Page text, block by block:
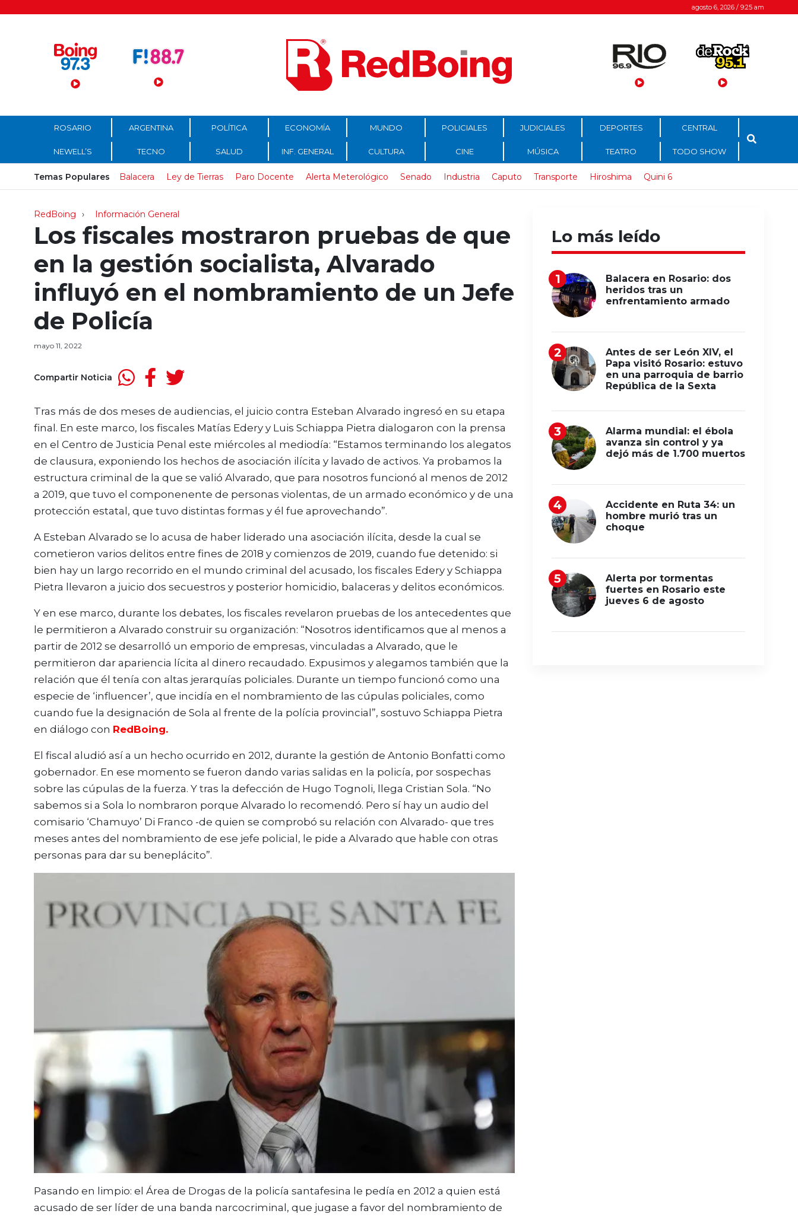
Menú Principal agosto 6, 2026 / 9:25 am
ROSARIO ARGENTINA POLÍTICA ECONOMÍA MUNDO POLICIALES JUDICIALES DEPORTES CENTRAL
NEWELL’S TECNO SALUD INF. GENERAL CULTURA CINE MÚSICA TEATRO TODO SHOW
Temas Populares Balacera Ley de Tierras Paro Docente Alerta Meterológico Senado Industria Caputo Transporte Hiroshima Quini 6
RedBoing Información General
Los fiscales mostraron pruebas de que
en la gestión socialista, Alvarado
influyó en el nombramiento de un Jefe
de Policía
mayo 11, 2022
Compartir Noticia
Tras más de dos meses de audiencias, el juicio contra Esteban Alvarado ingresó en su etapa
final. En este marco, los fiscales Matías Edery y Luis Schiappa Pietra dialogaron con la prensa
en el Centro de Justicia Penal este miércoles al mediodía: “Estamos terminando los alegatos
de clausura, exponiendo los hechos de asociación ilícita y lavado de activos. Ya probamos la
estructura criminal de la que se valió Alvarado, que para nosotros funcionó al menos de 2012
a 2019, que tuvo el componenente de personas violentas, de un armado económico y de una
protección estatal, que tuvo distintas formas y él fue aprovechando”.
A Esteban Alvarado se lo acusa de haber liderado una asociación ilícita, desde la cual se
cometieron varios delitos entre fines de 2018 y comienzos de 2019, cuando fue detenido: si
bien hay un largo recorrido en el mundo criminal del acusado, los fiscales Edery y Schiappa
Pietra llevaron a juicio dos secuestros y posterior homicidio, balaceras y delitos económicos.
Y en ese marco, durante los debates, los fiscales revelaron pruebas de los antecedentes que
le permitieron a Alvarado construir su organización: “Nosotros identificamos que al menos a
partir de 2012 se desarrolló un emporio de empresas, vinculadas a Alvarado, que le
permitieron dar apariencia lícita al dinero recaudado. Expusimos y alegamos también que la
relación que él tenía con altas jerarquías policiales. Durante un tiempo funcionó como una
especie de ‘influencer’, que incidía en el nombramiento de las cúpulas policiales, como
cuando fue la designación de Sola al frente de la polícia provincial”, sostuvo Schiappa Pietra
en diálogo con RedBoing.
El fiscal aludió así a un hecho ocurrido en 2012, durante la gestión de Antonio Bonfatti como
gobernador. En ese momento se fueron dando varias salidas en la policía, por sospechas
sobre las cúpulas de la fuerza. Y tras la defección de Hugo Tognoli, llega Cristian Sola. “No
sabemos si a Sola lo nombraron porque Alvarado lo recomendó. Pero sí hay un audio del
comisario ‘Chamuyo’ Di Franco -de quien se comprobó su relación con Alvarado- que tres
meses antes del nombramiento de ese jefe policial, le pide a Alvarado que hable con otras
personas para dar su beneplácito”.
Pasando en limpio: el Área de Drogas de la policía santafesina le pedía en 2012 a quien está
acusado de ser líder de una banda narcocriminal, que jugase a favor del nombramiento de
Lo más leído
Balacera en Rosario: dos
heridos tras un
enfrentamiento armado
Antes de ser León XIV, el
Papa visitó Rosario: estuvo
en una parroquia de barrio
República de la Sexta
Alarma mundial: el ébola
avanza sin control y ya
dejó más de 1.700 muertos
Accidente en Ruta 34: un
hombre murió tras un
choque
Alerta por tormentas
fuertes en Rosario este
jueves 6 de agosto